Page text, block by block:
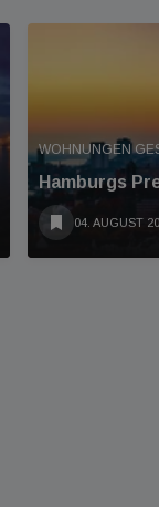
WOHNUNGEN
Hamburgs
04. AUGUST